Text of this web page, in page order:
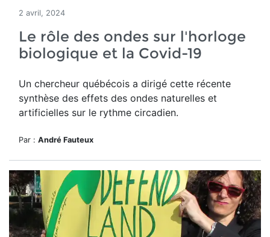
2 avril, 2024
Le rôle des ondes sur l'horloge
biologique et la Covid-19
Un chercheur québécois a dirigé cette récente
synthèse des effets des ondes naturelles et
artificielles sur le rythme circadien.
Par : André Fauteux